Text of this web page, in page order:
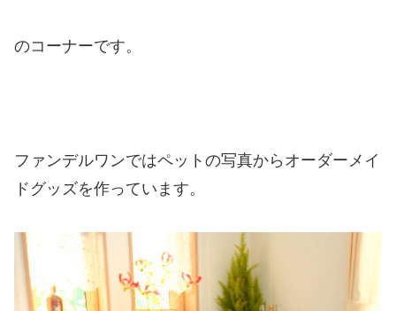
のコーナーです。
ファンデルワンではペットの写真からオーダーメイ
ドグッズを作っています。